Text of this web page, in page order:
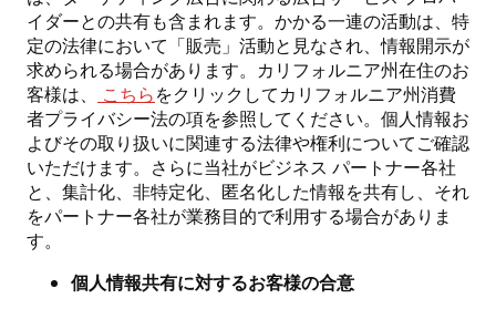
イダーとの共有も含まれます。かかる一連の活動は、特
定の法律において「販売」活動と見なされ、情報開示が
求められる場合があります。カリフォルニア州在住のお
客様は、
こちらをクリックしてカリフォルニア州消費
者プライバシー法の項を参照してください。個人情報お
よびその取り扱いに関連する法律や権利についてご確認
いただけます。さらに当社がビジネス パートナー各社
と、集計化、非特定化、匿名化した情報を共有し、それ
をパートナー各社が業務目的で利用する場合がありま
す。
個人情報共有に対するお客様の合意